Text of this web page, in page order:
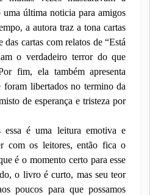
uma última noticia para amigos
a autora traz a tona cartas
das cartas com relatos de“Está
o verdadeiro terror do que
fim, ela também apresenta
foram libertados no termino da
de esperança e tristeza por
essa é uma leitura emotiva e
com os leitores, então fica o
é o momento certo para esse
o livro é curto, mas seu teor
poucos para que possamos